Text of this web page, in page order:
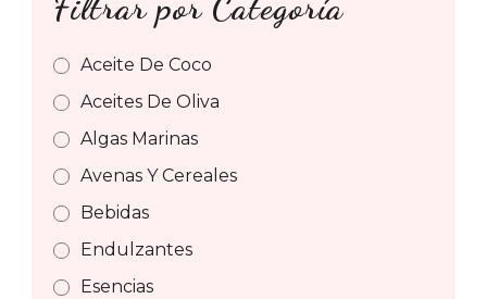
Aceite De Coco
Aceites De Oliva
Algas Marinas
Avenas Y Cereales
Bebidas
Endulzantes
Esencias